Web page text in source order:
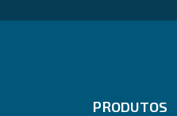
PRODUTOS